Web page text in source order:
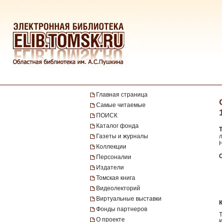
Главная страница
Самые читаемые
ПОИСК
Каталог фонда
Газеты и журналы
Коллекции
Персоналии
Издатели
Томская книга
Видеолекторий
Виртуальные выставки
Фонды партнеров
О проекте